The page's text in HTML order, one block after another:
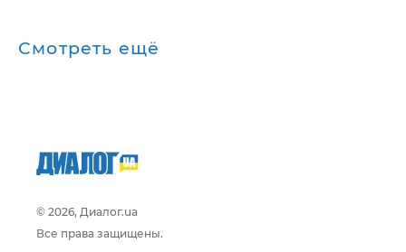
Смотреть ещё
© 2026, Диалог.ua
Все права защищены.